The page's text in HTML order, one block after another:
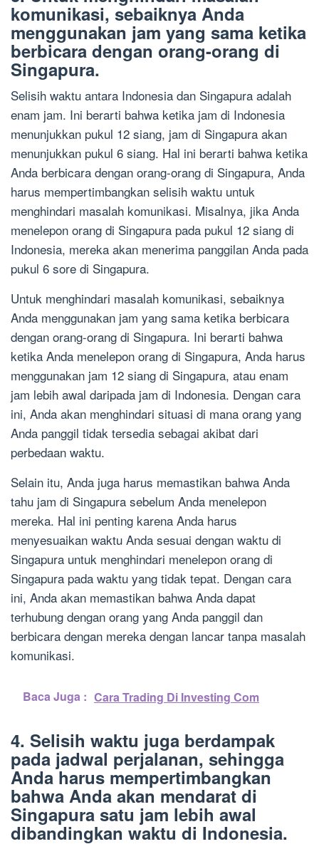
komunikasi, sebaiknya Anda
menggunakan jam yang sama ketika
berbicara dengan orang-orang di
Singapura.
Selisih waktu antara Indonesia dan Singapura adalah
enam jam. Ini berarti bahwa ketika jam di Indonesia
menunjukkan pukul 12 siang, jam di Singapura akan
menunjukkan pukul 6 siang. Hal ini berarti bahwa ketika
Anda berbicara dengan orang-orang di Singapura, Anda
harus mempertimbangkan selisih waktu untuk
menghindari masalah komunikasi. Misalnya, jika Anda
menelepon orang di Singapura pada pukul 12 siang di
Indonesia, mereka akan menerima panggilan Anda pada
pukul 6 sore di Singapura.
Untuk menghindari masalah komunikasi, sebaiknya
Anda menggunakan jam yang sama ketika berbicara
dengan orang-orang di Singapura. Ini berarti bahwa
ketika Anda menelepon orang di Singapura, Anda harus
menggunakan jam 12 siang di Singapura, atau enam
jam lebih awal daripada jam di Indonesia. Dengan cara
ini, Anda akan menghindari situasi di mana orang yang
Anda panggil tidak tersedia sebagai akibat dari
perbedaan waktu.
Selain itu, Anda juga harus memastikan bahwa Anda
tahu jam di Singapura sebelum Anda menelepon
mereka. Hal ini penting karena Anda harus
menyesuaikan waktu Anda sesuai dengan waktu di
Singapura untuk menghindari menelepon orang di
Singapura pada waktu yang tidak tepat. Dengan cara
ini, Anda akan memastikan bahwa Anda dapat
terhubung dengan orang yang Anda panggil dan
berbicara dengan mereka dengan lancar tanpa masalah
komunikasi.
Baca Juga : Cara Trading Di Investing Com
4. Selisih waktu juga berdampak
pada jadwal perjalanan, sehingga
Anda harus mempertimbangkan
bahwa Anda akan mendarat di
Singapura satu jam lebih awal
dibandingkan waktu di Indonesia.